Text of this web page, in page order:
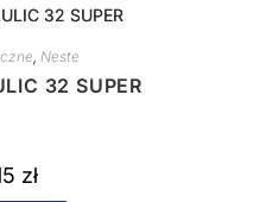
, Neste
32 SUPER
zł